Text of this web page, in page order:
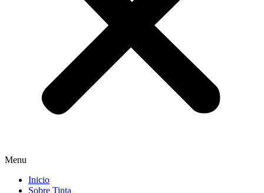
Menu
Inicio
Sobre Tinta